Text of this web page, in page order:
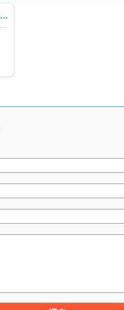
TNF Receptor II Rabbit Recombinant mAb